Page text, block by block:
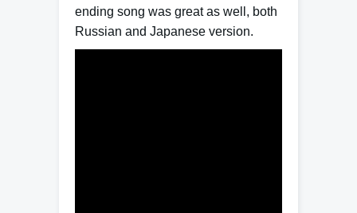
ending song was great as well, both
Russian and Japanese version.